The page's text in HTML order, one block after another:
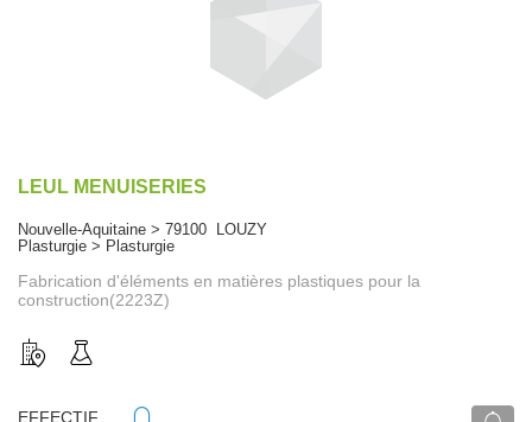
LEUL MENUISERIES
Nouvelle-Aquitaine > 79100 LOUZY
Plasturgie > Plasturgie
Fabrication d'éléments en matières plastiques pour la
construction(2223Z)
EFFECTIF